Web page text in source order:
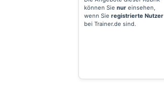
können Sie nur einsehen,
wenn Sie registrierte Nutzer
bei Trainer.de sind.